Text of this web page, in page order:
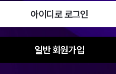
아이디로 로그인
일반 회원가입